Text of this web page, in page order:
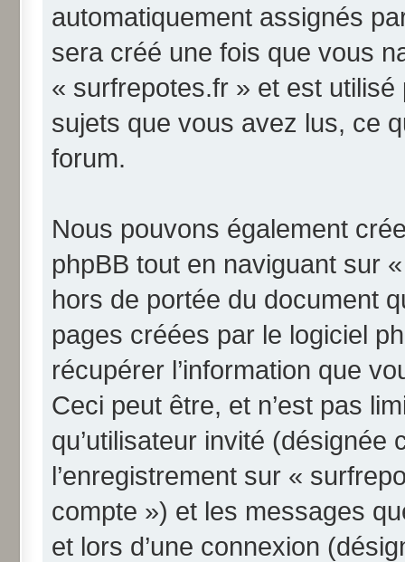
automatiquement assignés
sera créé une fois que vous
« surfrepotes.fr » et est
sujets que vous avez lus, ce
forum.
Nous pouvons également
phpBB tout en naviguant sur
hors de portée du document
pages créées par le logiciel
récupérer l’information que
Ceci peut être, et n’est pas
qu’utilisateur invité
l’enregistrement sur «
compte ») et les messages
et lors d’une connexion